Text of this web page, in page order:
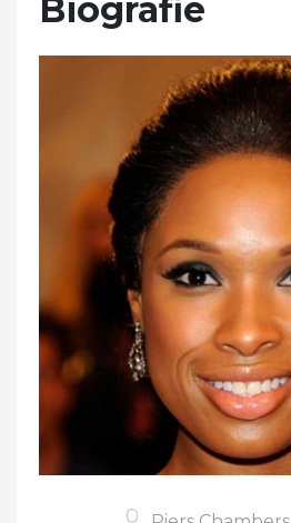
Biografie